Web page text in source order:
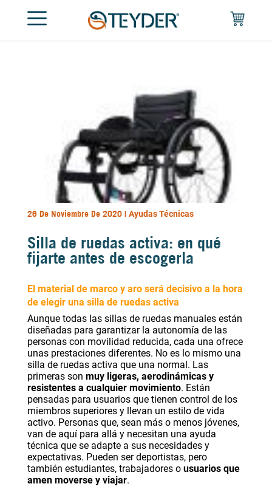
26 De Noviembre De 2020 | Ayudas Técnicas
Silla de ruedas activa: en qué
fijarte antes de escogerla
El material de marco y aro será decisivo a la hora
de elegir una silla de ruedas activa
Aunque todas las sillas de ruedas manuales están
diseñadas para garantizar la autonomía de las
personas con movilidad reducida, cada una ofrece
unas prestaciones diferentes. No es lo mismo una
silla de ruedas activa que una normal. Las
primeras son muy ligeras, aerodinámicas y
resistentes a cualquier movimiento. Están
pensadas para usuarios que tienen control de los
miembros superiores y llevan un estilo de vida
activo. Personas que, sean más o menos jóvenes,
van de aquí para allá y necesitan una ayuda
técnica que se adapte a sus necesidades y
expectativas. Pueden ser deportistas, pero
también estudiantes, trabajadores o usuarios que
amen moverse y viajar.